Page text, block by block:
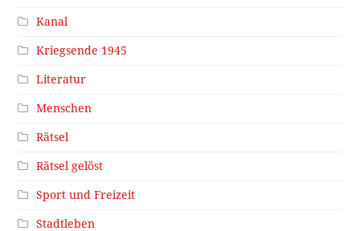
Kanal
Kriegsende 1945
Literatur
Menschen
Rätsel
Rätsel gelöst
Sport und Freizeit
Stadtleben